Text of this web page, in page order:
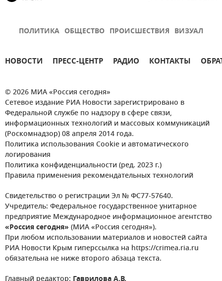
ПОЛИТИКА ОБЩЕСТВО ПРОИСШЕСТВИЯ ВИЗУАЛ
НОВОСТИ ПРЕСС-ЦЕНТР РАДИО КОНТАКТЫ
© 2026 МИА «Россия сегодня»
Сетевое издание РИА Новости зарегистрировано в
Федеральной службе по надзору в сфере связи,
информационных технологий и массовых коммуникаций
(Роскомнадзор) 08 апреля 2014 года.
Политика использования Cookie и автоматического
логирования
Политика конфиденциальности (ред. 2023 г.)
Правила применения рекомендательных технологий
Свидетельство о регистрации Эл № ФС77-57640.
Учредитель: Федеральное государственное унитарное
предприятие Международное информационное агентство
«Россия сегодня» (МИА «Россия сегодня»).
При любом использовании материалов и новостей сайта
РИА Новости Крым гиперссылка на https://crimea.ria.ru
обязательна не ниже второго абзаца текста.